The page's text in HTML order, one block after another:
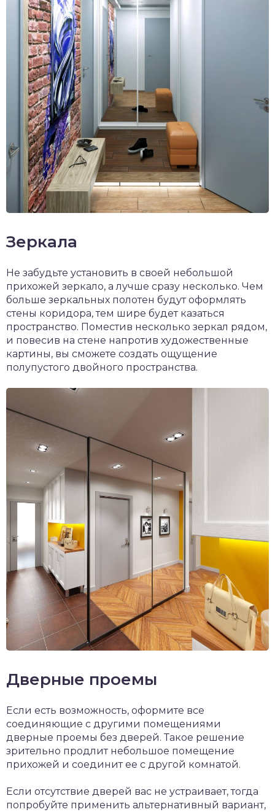
Зеркала
Не забудьте установить в своей небольшой
прихожей зеркало, а лучше сразу несколько. Чем
больше зеркальных полотен будут оформлять
стены коридора, тем шире будет казаться
пространство. Поместив несколько зеркал рядом,
и повесив на стене напротив художественные
картины, вы сможете создать ощущение
полупустого двойного пространства.
Дверные проемы
Если есть возможность, оформите все
соединяющие с другими помещениями
дверные проемы без дверей. Такое решение
зрительно продлит небольшое помещение
прихожей и соединит ее с другой комнатой.
Если отсутствие дверей вас не устраивает, тогда
попробуйте применить альтернативный вариант,